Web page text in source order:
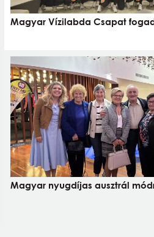
Magyar Vízilabda Csapat
Magyar nyugdíjas ausztrál